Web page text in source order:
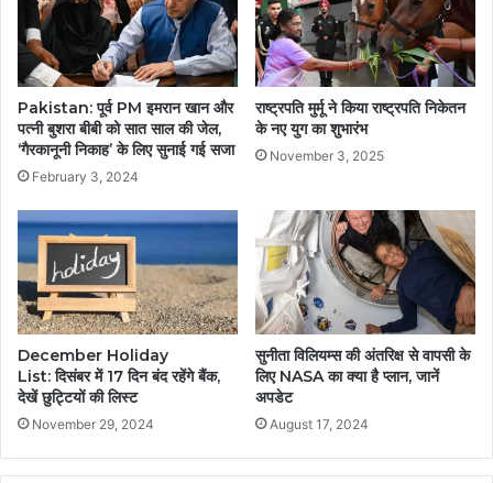
Pakistan: पूर्व PM इमरान खान और
पत्नी बुशरा बीबी को सात साल की जेल,
‘गैरकानूनी निकाह’ के लिए सुनाई गई सजा
February 3, 2024
राष्ट्रपति मुर्मू ने किया राष्ट्रपति निकेतन
के नए युग का शुभारंभ
November 3, 2025
December Holiday
List: दिसंबर में 17 दिन बंद रहेंगे बैंक,
देखें छुट्टियों की लिस्ट
November 29, 2024
सुनीता विलियम्स की अंतरिक्ष से वापसी के
लिए NASA का क्या है प्लान, जानें
अपडेट
August 17, 2024